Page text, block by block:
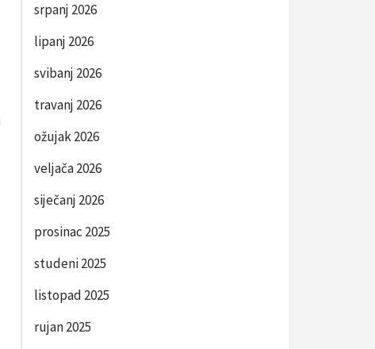
srpanj 2026
lipanj 2026
svibanj 2026
travanj 2026
ožujak 2026
veljača 2026
siječanj 2026
prosinac 2025
studeni 2025
listopad 2025
rujan 2025